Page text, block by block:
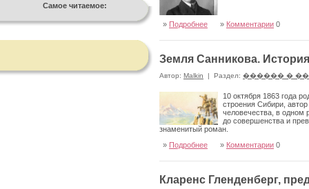
Самое читаемое:
» Подробнее » Комментарии 0
Земля Санникова.
Автор: Malkin | Раздел: ������ �
10 октября 1863 года
строения Сибири,
человечества, в одном
до совершенства и
знаменитый роман.
» Подробнее » Комментарии 0
Кларенс Гленденберг,